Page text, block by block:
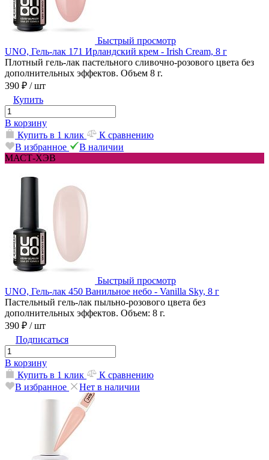
Быстрый просмотр
UNO, Гель-лак 171 Ирландский крем - Irish Cream, 8 г
Плотный гель-лак пастельного сливочно-розового цвета без
дополнительных эффектов. Объем 8 г.
390 ₽ / шт
Купить
В корзину
Купить в 1 клик
К сравнению
В избранное
В наличии
МАСТ-ХЭВ
Быстрый просмотр
UNO, Гель-лак 450 Ванильное небо - Vanilla Sky, 8 г
Пастельный гель-лак пыльно-розового цвета без
дополнительных эффектов. Объем: 8 г.
390 ₽ / шт
Подписаться
В корзину
Купить в 1 клик
К сравнению
В избранное
Нет в наличии